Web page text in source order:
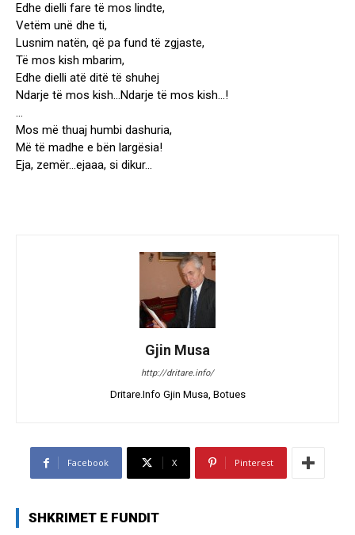
Edhe dielli fare të mos lindte,
Vetëm unë dhe ti,
Lusnim natën, që pa fund të zgjaste,
Të mos kish mbarim,
Edhe dielli atë ditë të shuhej
Ndarje të mos kish…Ndarje të mos kish…!
…
Mos më thuaj humbi dashuria,
Më të madhe e bën largësia!
Eja, zemër…ejaaa, si dikur…
Gjin Musa
http://dritare.info/
Dritare.Info Gjin Musa, Botues
Facebook X Pinterest
SHKRIMET E FUNDIT